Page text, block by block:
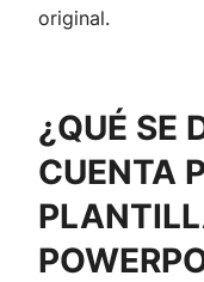
original.
¿QUÉ SE
CUENTA